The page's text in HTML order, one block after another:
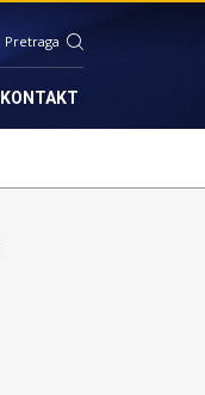
KONTAKT